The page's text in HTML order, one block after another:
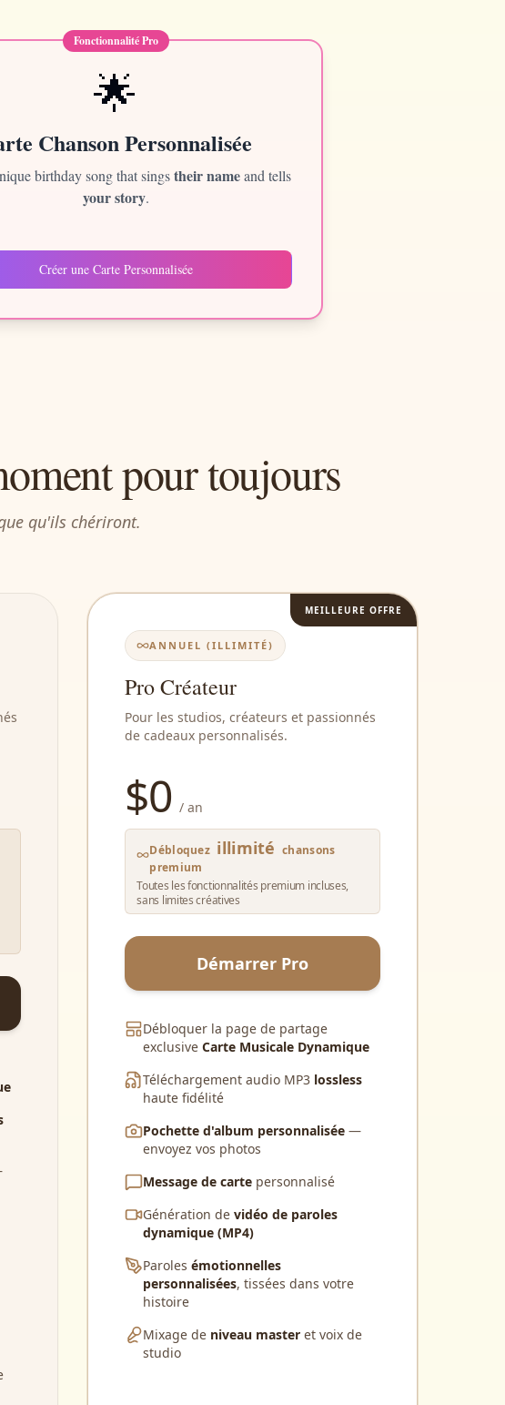
Fonctionnalité Pro
🌟
Chanson Personnalisée
birthday song that singstheir nameand tells
your story.
Créer une Carte Personnalisée
pour toujours
qu'ils chériront.
MEILLEURE OFFRE
ANNUEL (ILLIMITÉ)
Pro Créateur
Pour les studios, créateurs et passionnés
de cadeaux personnalisés.
$0 / an
Débloquez illimité chansons
premium
Toutes les fonctionnalités premium incluses,
sans limites créatives
Démarrer Pro
Débloquer la page de partage
exclusiveCarte Musicale Dynamique
Téléchargement audio MP3 lossless
haute fidélité
Pochette d'album personnalisée —
envoyez vos photos
Message de carte personnalisé
Génération devidéo de paroles
dynamique (MP4)
Parolesémotionnelles
personnalisées, tissées dans votre
histoire
Mixage de niveau master et voix de
studio